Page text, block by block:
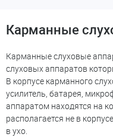
Карманные
Карманные слуховые
слуховых аппаратов
В корпусе карманного
усилитель, батарея,
аппаратом находятся на
располагается не в
в ухо.